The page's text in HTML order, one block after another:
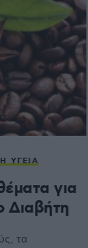
ΥΓΕΊΑ
για
Διαβήτη
τα